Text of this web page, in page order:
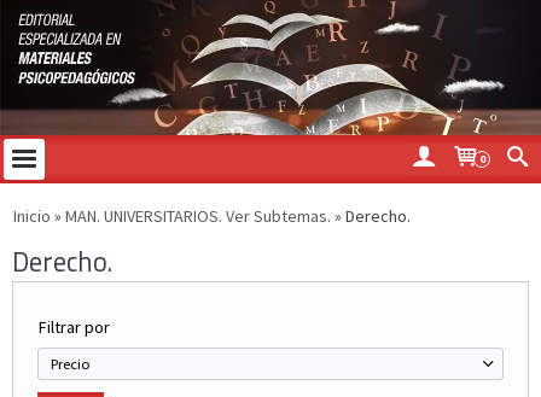
0
Inicio » MAN. UNIVERSITARIOS. Ver Subtemas. » Derecho.
Derecho.
Filtrar por
Precio